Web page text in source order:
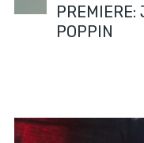
PREMIERE:
POPPIN